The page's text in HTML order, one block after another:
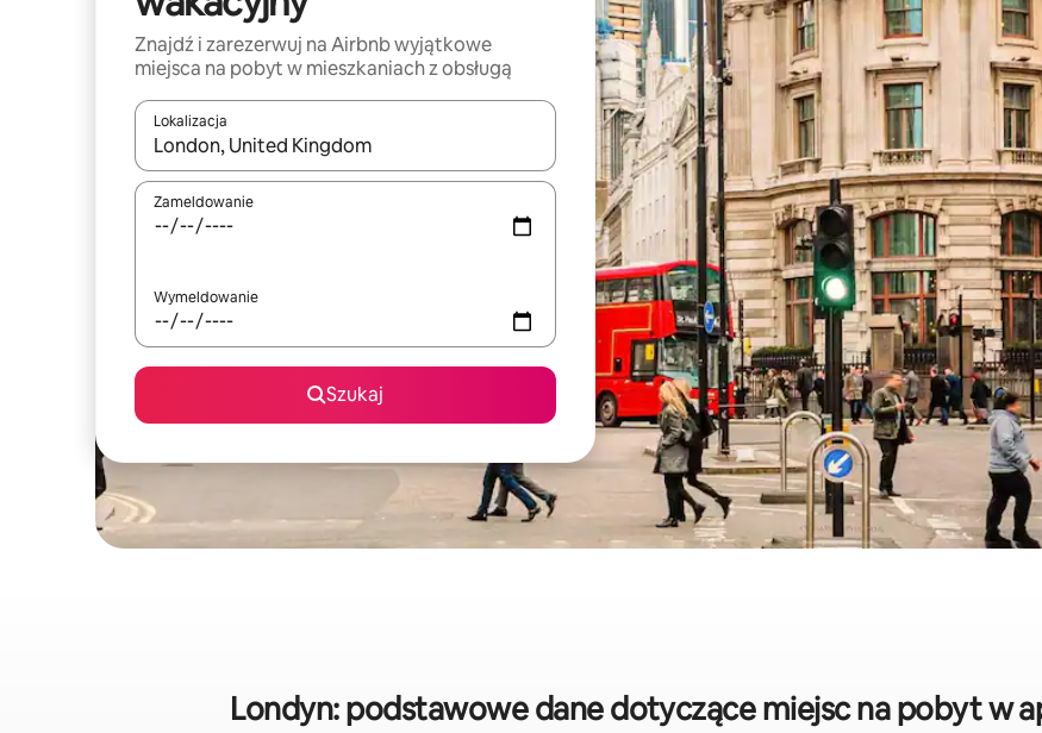
Znajdź i zarezerwuj na Airbnb wyjątkowe
miejsca na pobyt w mieszkaniach z obsługą
Lokalizacja
Gdy wyniki będą dostępne, możesz poruszać się po nich za pomocą klawiszy strzałek w górę i w dół lub
Zameldowanie
Wymeldowanie
Szukaj
Londyn: podstawowe dane dotyczące miejsc na pobyt w